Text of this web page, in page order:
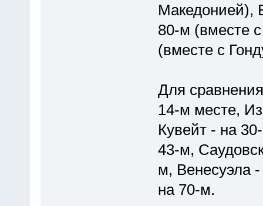
Македонией),
80-м (вместе
(вместе с
Для
14-м месте,
Кувейт - на
43-м,
м, Венесуэла
на 70-м.